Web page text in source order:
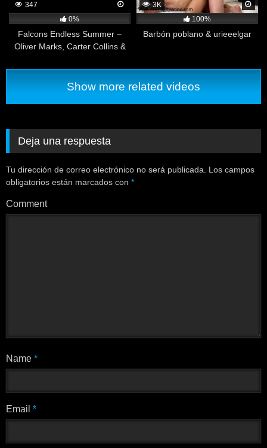
347
0%
Falcons Endless Summer –
Oliver Marks, Carter Collins &
3K
100%
Barbón poblano & urieeelgar
Show more related videos
Deja una respuesta
Tu dirección de correo electrónico no será publicada.
Los campos
obligatorios están marcados con *
Comment
Name *
Email *